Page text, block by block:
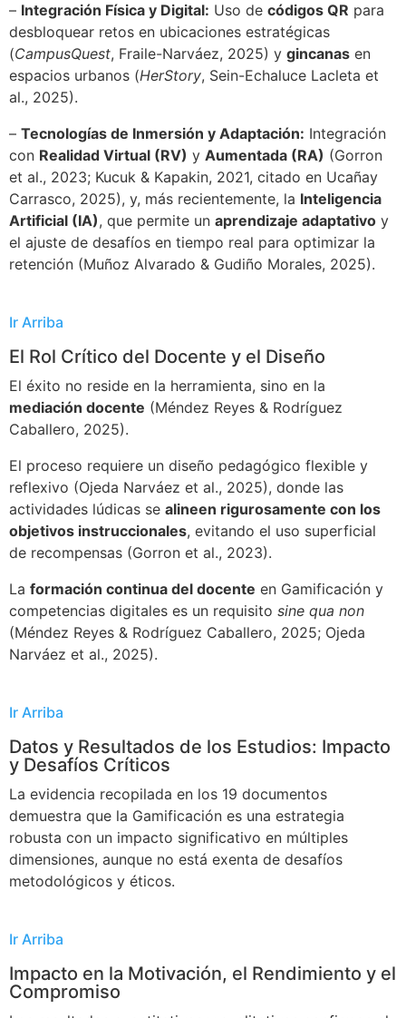
– Integración Física y Digital: Uso de códigos QR para
desbloquear retos en ubicaciones estratégicas
(CampusQuest, Fraile-Narváez, 2025) y gincanas en
espacios urbanos (HerStory, Sein-Echaluce Lacleta et
al., 2025).
– Tecnologías de Inmersión y Adaptación: Integración
con Realidad Virtual (RV) y Aumentada (RA) (Gorron
et al., 2023; Kucuk & Kapakin, 2021, citado en Ucañay
Carrasco, 2025), y, más recientemente, la Inteligencia
Artificial (IA), que permite un aprendizaje adaptativo y
el ajuste de desafíos en tiempo real para optimizar la
retención (Muñoz Alvarado & Gudiño Morales, 2025).
Ir Arriba
El Rol Crítico del Docente y el Diseño
El éxito no reside en la herramienta, sino en la
mediación docente (Méndez Reyes & Rodríguez
Caballero, 2025).
El proceso requiere un diseño pedagógico flexible y
reflexivo (Ojeda Narváez et al., 2025), donde las
actividades lúdicas se alineen rigurosamente con los
objetivos instruccionales, evitando el uso superficial
de recompensas (Gorron et al., 2023).
La formación continua del docente en Gamificación y
competencias digitales es un requisito sine qua non
(Méndez Reyes & Rodríguez Caballero, 2025; Ojeda
Narváez et al., 2025).
Ir Arriba
Datos y Resultados de los Estudios: Impacto
y Desafíos Críticos
La evidencia recopilada en los 19 documentos
demuestra que la Gamificación es una estrategia
robusta con un impacto significativo en múltiples
dimensiones, aunque no está exenta de desafíos
metodológicos y éticos.
Ir Arriba
Impacto en la Motivación, el Rendimiento y el
Compromiso